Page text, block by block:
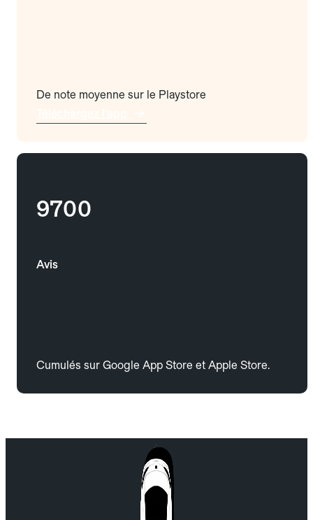
De note moyenne sur le Playstore
9700
Avis
Cumulés sur Google App Store et Apple Store.